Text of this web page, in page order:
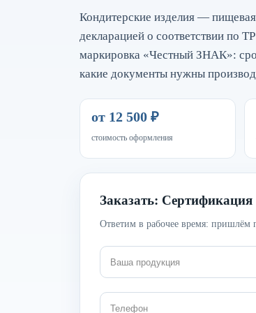
Кондитерские изделия —
декларацией о соответствии по
маркировка «Честный ЗНАК»:
какие документы нужны
от 12 500 ₽
стоимость оформления
Заказать: Сертификация
Ответим в рабочее время: пришлём